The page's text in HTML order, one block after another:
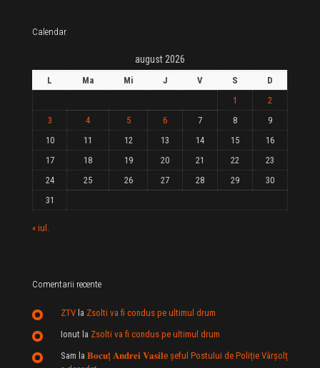
Calendar
august 2026
L Ma Mi J V S
D
1
2
3
4 5 6 7 8
9
10
11 12 13 14 15
16
17
18 19 20 21 22
23
24
25 26 27 28 29
30
31
« iul.
Comentarii recente
ZTV la Zsolti va fi condus pe ultimul drum
Ionut la Zsolti va fi condus pe ultimul drum
Sam la 𝐁𝐨𝐜𝐮ț 𝐀𝐧𝐝𝐫𝐞𝐢 𝐕𝐚𝐬𝐢𝐥e şeful Postului de Poliție Vârșolț